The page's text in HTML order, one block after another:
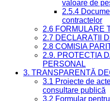
valoare de
2.5.4
contractelor
2.6 FORMULARE
2.7 DECLARAȚII
2.8 COMISIA
2.9. PROTECȚIA
PERSONAL
3. TRANSPARENȚĂ
3.1 Proiecte de
consultare publică
3.2 Formular